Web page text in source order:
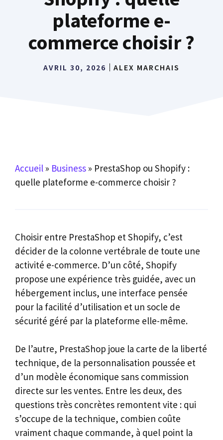
plateforme e-
commerce choisir ?
AVRIL 30, 2026 ALEX MARCHAIS
Accueil » Business » PrestaShop ou Shopify :
quelle plateforme e-commerce choisir ?
Choisir entre PrestaShop et Shopify, c’est
décider de la colonne vertébrale de toute une
activité e-commerce. D’un côté, Shopify
propose une expérience très guidée, avec un
hébergement inclus, une interface pensée
pour la facilité d’utilisation et un socle de
sécurité géré par la plateforme elle-même.
De l’autre, PrestaShop joue la carte de la liberté
technique, de la personnalisation poussée et
d’un modèle économique sans commission
directe sur les ventes. Entre les deux, des
questions très concrètes remontent vite : qui
s’occupe de la technique, combien coûte
vraiment chaque commande, à quel point la